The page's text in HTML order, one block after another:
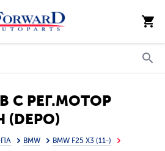
С РЕГ.МОТОР
BMW
BMW F25 X3 (11-)